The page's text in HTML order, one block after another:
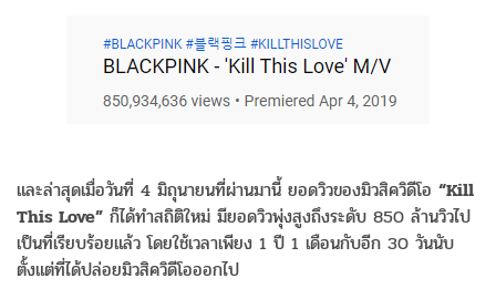
และล่าสุดเมื่อวันที่ 4 มิถุนายนที่ผ่านมานี้ ยอดวิวของมิวสิควิดีโอ “Kill
This Love” ก็ได้ทำสถิติใหม่ มียอดวิวพุ่งสูงถึงระดับ 850 ล้านวิวไป
เป็นที่เรียบร้อยแล้ว โดยใช้เวลาเพียง 1 ปี 1 เดือนกับอีก 30 วันนับ
ตั้งแต่ที่ได้ปล่อยมิวสิควิดีโอออกไป